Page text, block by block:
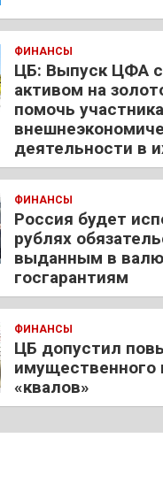
ФИНАНСЫ
ЦБ: Выпуск ЦФА
активом на
помочь
деятельности в
ФИНАНСЫ
Россия будет
рублях
выданным в
госгарантиям
ФИНАНСЫ
ЦБ допустил
имущественного
«квалов»